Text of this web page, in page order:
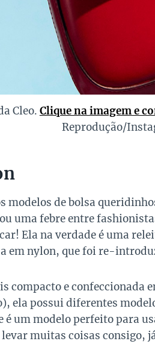
Cleo. Clique na imagem e
Reprodução/
modelos de bolsa
uma febre entre
Ela na verdade é uma
em nylon, que foi re-
compacto e confeccionada
ela possui diferentes
é um modelo perfeito para
levar muitas coisas consigo,